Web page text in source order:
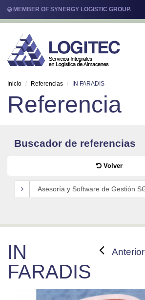
MEMBER OF SYNERGY LOGISTIC GROUP.
Inicio Referencias IN FARADIS
Referencia
Buscador de referencias
Volver
Anterior
IN
FARADIS